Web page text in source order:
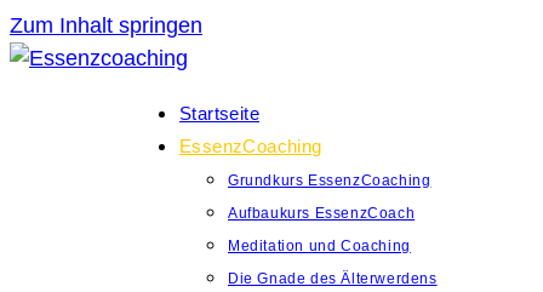
Zum Inhalt springen
Startseite
EssenzCoaching
Grundkurs EssenzCoaching
Aufbaukurs EssenzCoach
Meditation und Coaching
Die Gnade des Älterwerdens